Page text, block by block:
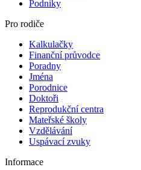
Podniky
Pro rodiče
Kalkulačky
Finanční průvodce
Poradny
Jména
Porodnice
Doktoři
Reprodukční centra
Mateřské školy
Vzdělávání
Uspávací zvuky
Informace